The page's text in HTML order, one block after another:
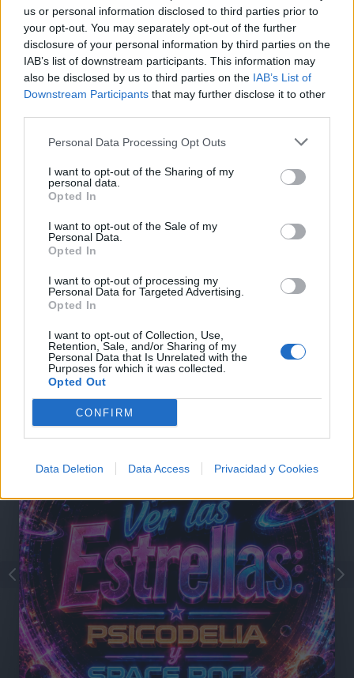
us or personal information disclosed to third parties prior to
your opt-out. You may separately opt-out of the further
disclosure of your personal information by third parties on the
IAB’s list of downstream participants. This information may
also be disclosed by us to third parties on the IAB’s List of
Downstream Participants that may further disclose it to other
Personal Data Processing Opt Outs
I want to opt-out of the Sharing of my
personal data.
Opted In
I want to opt-out of the Sale of my
Personal Data.
Opted In
I want to opt-out of processing my
Personal Data for Targeted Advertising.
Opted In
I want to opt-out of Collection, Use,
Retention, Sale, and/or Sharing of my
Personal Data that Is Unrelated with the
Purposes for which it was collected.
Opted Out
CONFIRM
Data Deletion Data Access Privacidad y Cookies
+ Letras de Pop
Lo Mejor del Pop Novedades Pop
Comenta o pregunta lo que desees sobre Jose Velez
o 'El vals de las mariposas'
Comentarios (3)
@musicapuntocom